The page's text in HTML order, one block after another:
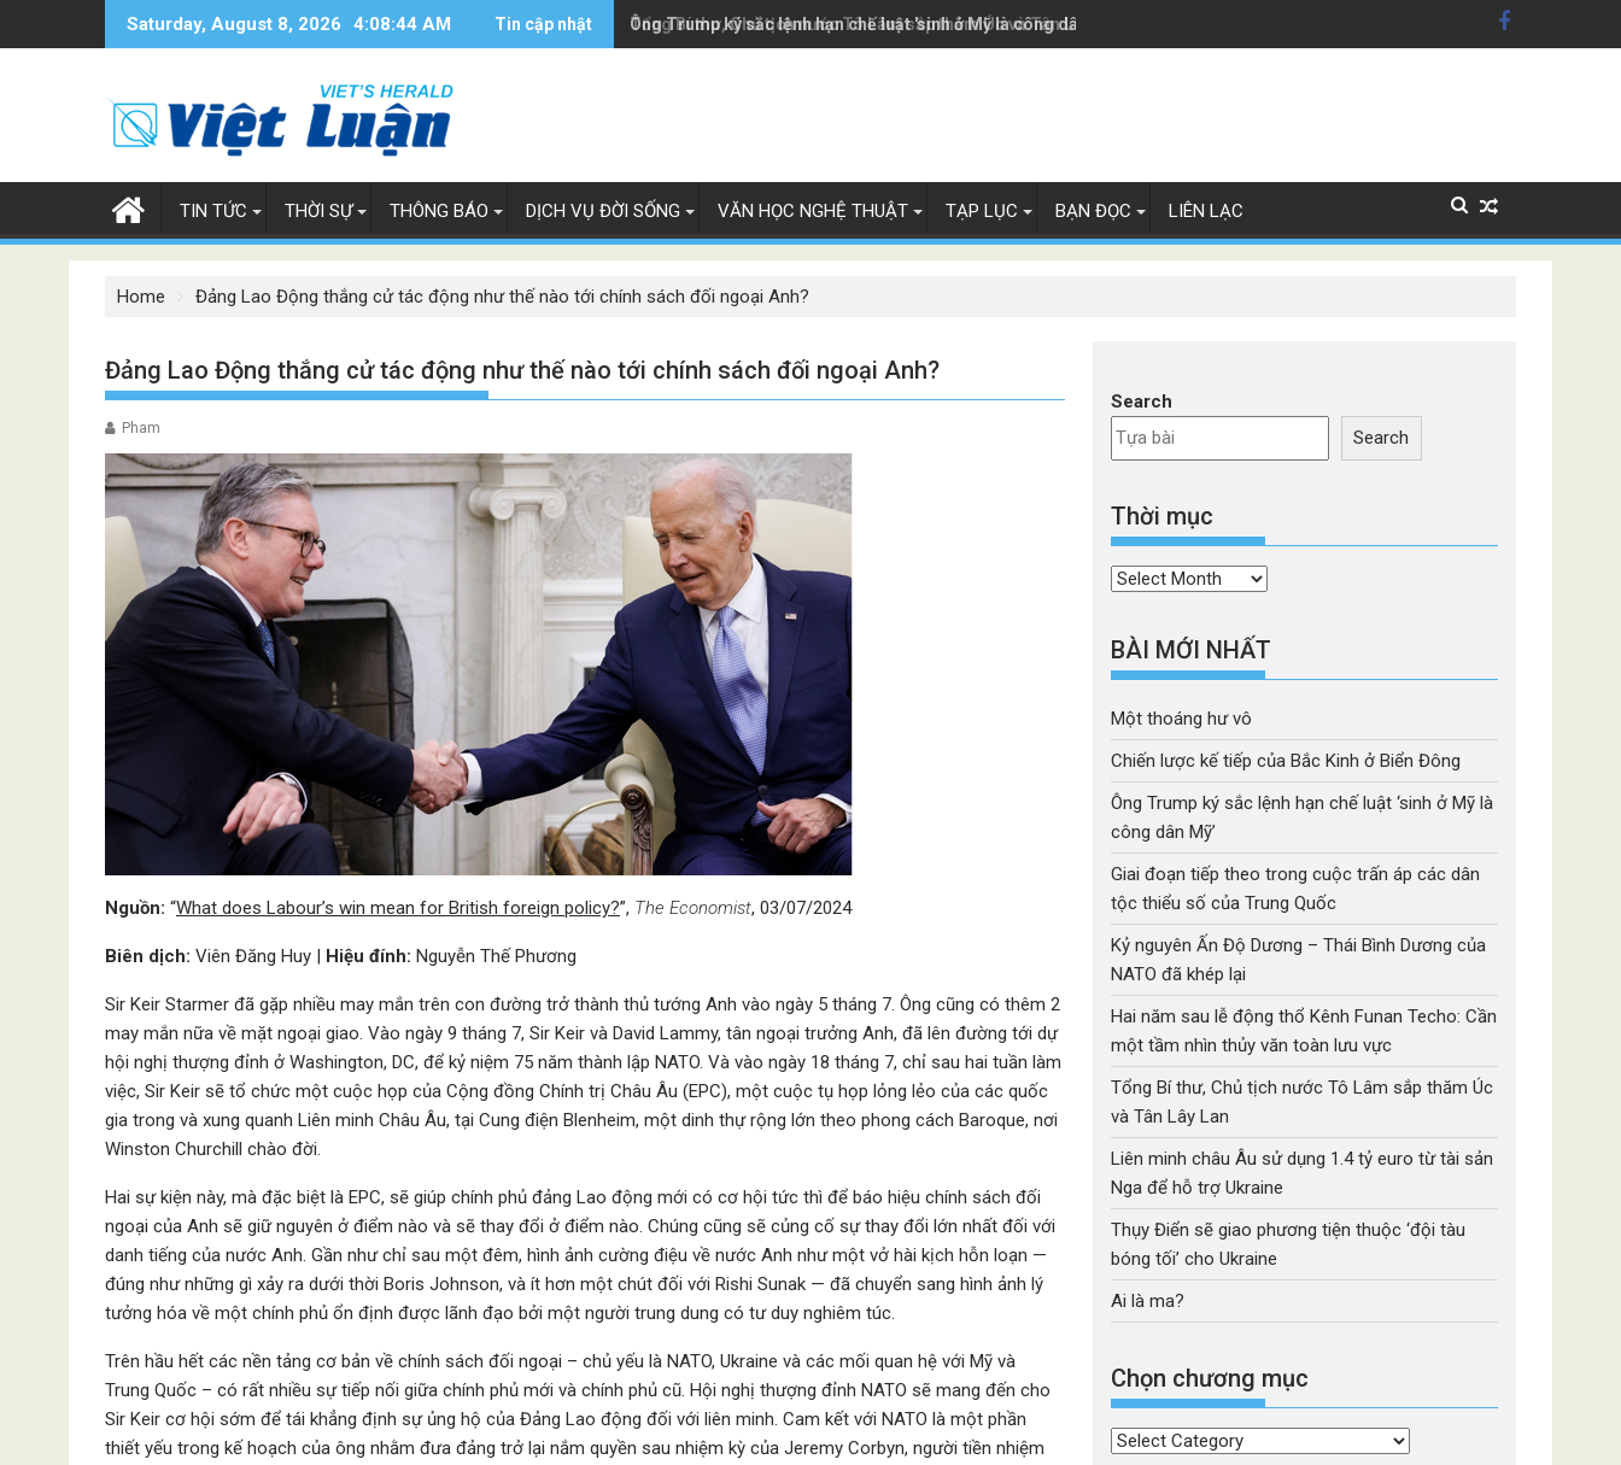
Saturday, August 8, 2026 4:08:45 AM Tin cập nhật Ông Trump ký sắc lệnh hạn chế luật 'sinh ở Mỹ là công dân Mỹ'
Tổng Bí thư, Chủ tịch nước Tô Lâm sắp thăm Úc và Tân Lây Lan
TIN TỨC THỜI SỰ THÔNG BÁO DỊCH VỤ ĐỜI SỐNG VĂN HỌC NGHỆ THUẬT TẠP LỤC BẠN ĐỌC LIÊN LẠC
Home Đảng Lao Động thắng cử tác động như thế nào tới chính sách đối ngoại Anh?
Đảng Lao Động thắng cử tác động như thế nào tới chính sách đối ngoại Anh?
Pham
Nguồn: “What does Labour’s win mean for British foreign policy?”, The Economist, 03/07/2024
Biên dịch: Viên Đăng Huy | Hiệu đính: Nguyễn Thế Phương
Sir Keir Starmer đã gặp nhiều may mắn trên con đường trở thành thủ tướng Anh vào ngày 5 tháng 7. Ông cũng có thêm 2
may mắn nữa về mặt ngoại giao. Vào ngày 9 tháng 7, Sir Keir và David Lammy, tân ngoại trưởng Anh, đã lên đường tới dự
hội nghị thượng đỉnh ở Washington, DC, để kỷ niệm 75 năm thành lập NATO. Và vào ngày 18 tháng 7, chỉ sau hai tuần làm
việc, Sir Keir sẽ tổ chức một cuộc họp của Cộng đồng Chính trị Châu Âu (EPC), một cuộc tụ họp lỏng lẻo của các quốc
gia trong và xung quanh Liên minh Châu Âu, tại Cung điện Blenheim, một dinh thự rộng lớn theo phong cách Baroque, nơi
Winston Churchill chào đời.
Hai sự kiện này, mà đặc biệt là EPC, sẽ giúp chính phủ đảng Lao động mới có cơ hội tức thì để báo hiệu chính sách đối
ngoại của Anh sẽ giữ nguyên ở điểm nào và sẽ thay đổi ở điểm nào. Chúng cũng sẽ củng cố sự thay đổi lớn nhất đối với
danh tiếng của nước Anh. Gần như chỉ sau một đêm, hình ảnh cường điệu về nước Anh như một vở hài kịch hỗn loạn —
đúng như những gì xảy ra dưới thời Boris Johnson, và ít hơn một chút đối với Rishi Sunak — đã chuyển sang hình ảnh lý
tưởng hóa về một chính phủ ổn định được lãnh đạo bởi một người trung dung có tư duy nghiêm túc.
Trên hầu hết các nền tảng cơ bản về chính sách đối ngoại – chủ yếu là NATO, Ukraine và các mối quan hệ với Mỹ và
Trung Quốc – có rất nhiều sự tiếp nối giữa chính phủ mới và chính phủ cũ. Hội nghị thượng đỉnh NATO sẽ mang đến cho
Sir Keir cơ hội sớm để tái khẳng định sự ủng hộ của Đảng Lao động đối với liên minh. Cam kết với NATO là một phần
thiết yếu trong kế hoạch của ông nhằm đưa đảng trở lại nắm quyền sau nhiệm kỳ của Jeremy Corbyn, người tiền nhiệm
Search
Search
Thời mục
Thời
BÀI MỚI NHẤT
Một thoáng hư vô
Chiến lược kế tiếp của Bắc Kinh ở Biển Đông
Ông Trump ký sắc lệnh hạn chế luật ‘sinh ở Mỹ là
công dân Mỹ’
Giai đoạn tiếp theo trong cuộc trấn áp các dân
tộc thiểu số của Trung Quốc
Kỷ nguyên Ấn Độ Dương – Thái Bình Dương của
NATO đã khép lại
Hai năm sau lễ động thổ Kênh Funan Techo: Cần
một tầm nhìn thủy văn toàn lưu vực
Tổng Bí thư, Chủ tịch nước Tô Lâm sắp thăm Úc
và Tân Lây Lan
Liên minh châu Âu sử dụng 1.4 tỷ euro từ tài sản
Nga để hỗ trợ Ukraine
Thụy Điển sẽ giao phương tiện thuộc ‘đội tàu
bóng tối’ cho Ukraine
Ai là ma?
Chọn chương mục
Chọn